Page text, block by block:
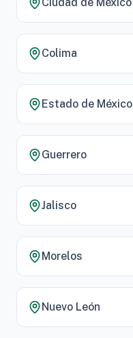
Colima
Estado de México
Guerrero
Jalisco
Morelos
Nuevo León